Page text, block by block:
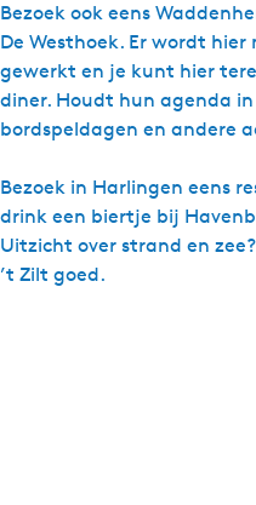
Bezoek ook eens
De Westhoek. Er wordt
gewerkt en je kunt hier
diner. Houdt hun agenda
bordspeldagen en andere
Bezoek in Harlingen eens
drink een biertje bij
Uitzicht over strand en
’t Zilt goed.